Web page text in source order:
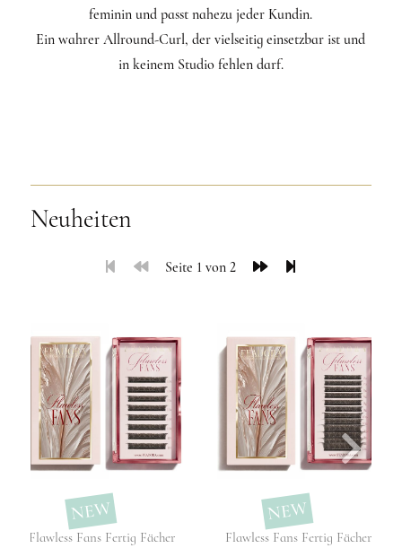
feminin und passt nahezu jeder Kundin.
Ein wahrer Allround-Curl, der vielseitig einsetzbar ist und
in keinem Studio fehlen darf.
Neuheiten
Seite 1 von 2
NEW
Flawless Fans Fertig Fächer
NEW
Flawless Fans Fertig Fächer